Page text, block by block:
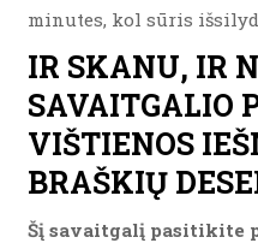
minutes, kol sūris
IR SKANU, IR
SAVAITGALIO
VIŠTIENOS
BRAŠKIŲ
Šį savaitgalį pasitikite